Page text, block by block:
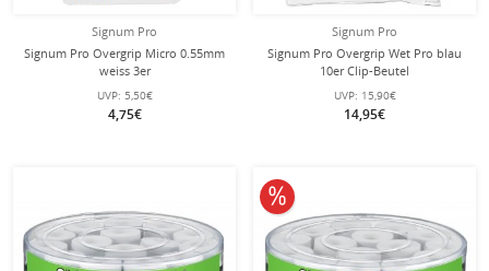
Signum Pro
Signum Pro Overgrip Micro 0.55mm
weiss 3er
UVP: 5,50€
4,75€
Signum Pro
Signum Pro Overgrip Wet Pro blau
10er Clip-Beutel
UVP: 15,90€
14,95€
10% reduziert